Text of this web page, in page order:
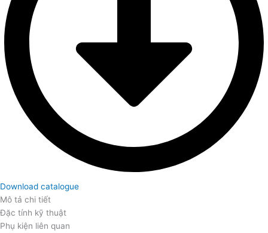
Download catalogue
Mô tả chi tiết
Đặc tính kỹ thuật
Phụ kiện liên quan